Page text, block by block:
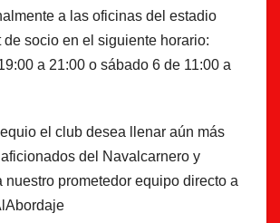
a las oficinas del estadio
de socio en el siguiente horario:
a 21:00 o sábado 6 de 11:00 a
el club desea llenar aún más
del Navalcarnero y
nuestro prometedor equipo directo a